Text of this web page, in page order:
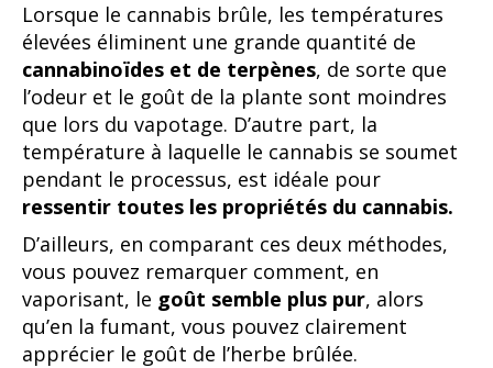
Lorsque le cannabis brûle, les températures
élevées éliminent une grande quantité de
cannabinoïdes et de terpènes, de sorte que
l’odeur et le goût de la plante sont moindres
que lors du vapotage. D’autre part, la
température à laquelle le cannabis se soumet
pendant le processus, est idéale pour
ressentir toutes les propriétés du cannabis.
D’ailleurs, en comparant ces deux méthodes,
vous pouvez remarquer comment, en
vaporisant, le goût semble plus pur, alors
qu’en la fumant, vous pouvez clairement
apprécier le goût de l’herbe brûlée.